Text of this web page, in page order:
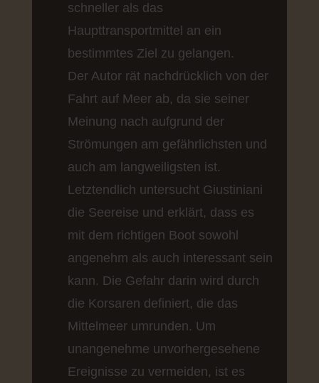
schneller als das
Haupttransportmittel an ein
bestimmtes Ziel zu gelangen.
Der Autor rät nachdrücklich von der
Fahrt auf Meer ab, da sie seiner
Meinung nach aufgrund der
Strömungen am gefährlichsten und
auch am langweiligsten ist.
Letztendlich untersucht Giustiniani
die Seereise und erklärt, dass es
mit dem richtigen Boot sowohl
angenehm als auch interessant sein
kann. Die Gefahr darin wird durch
die Korsaren definiert, die das
Mittelmeer umrunden. Um
unangenehme unvorhergesehene
Ereignisse zu vermeiden, ist es